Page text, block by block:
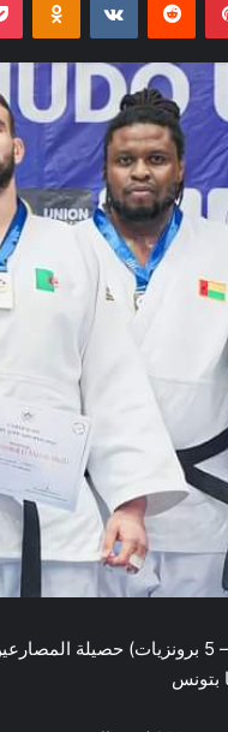
ثمانية ميداليات (2 ذهبيات – فضية – 5
بتونس